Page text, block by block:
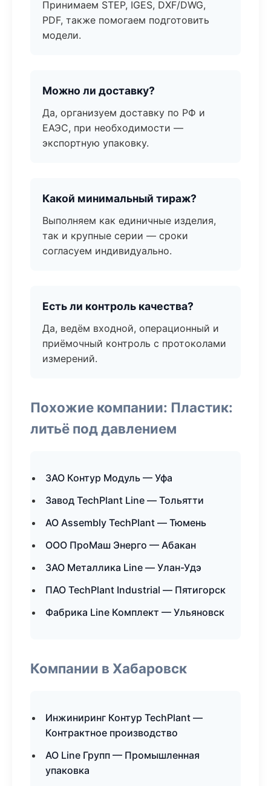
Принимаем STEP, IGES, DXF/DWG,
PDF, также помогаем подготовить
модели.
Можно ли доставку?
Да, организуем доставку по РФ и
ЕАЭС, при необходимости —
экспортную упаковку.
Какой минимальный тираж?
Выполняем как единичные изделия,
так и крупные серии — сроки
согласуем индивидуально.
Есть ли контроль качества?
Да, ведём входной, операционный и
приёмочный контроль с протоколами
измерений.
Похожие компании: Пластик:
литьё под давлением
ЗАО Контур Модуль — Уфа
Завод TechPlant Line — Тольятти
АО Assembly TechPlant — Тюмень
ООО ПроМаш Энерго — Абакан
ЗАО Металлика Line — Улан-Удэ
ПАО TechPlant Industrial — Пятигорск
Фабрика Line Комплект — Ульяновск
Компании в Хабаровск
Инжиниринг Контур TechPlant —
Контрактное производство
АО Line Групп — Промышленная
упаковка